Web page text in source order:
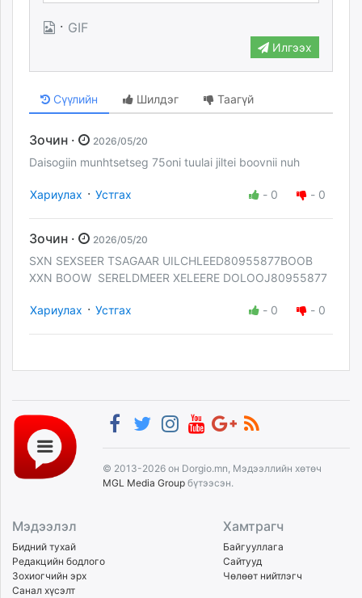
· GIF
Илгээх
Сүүлийн Шилдэг Таагүй
Зочин · 2026/05/20
Daisogiin munhtsetseg 75oni tuulai jiltei boovnii nuh
Хариулах · Устгах - 0 - 0
Зочин · 2026/05/20
SXN SEXSEER TSAGAAR UILCHLEED80955877BOOB
XXN BOOW SERELDMEER XELEERE DOLOOJ80955877
Хариулах · Устгах - 0 - 0
© 2013-2026 он Dorgio.mn, Мэдээллийн хөтөч
MGL Media Group бүтээсэн.
Мэдээлэл
Бидний тухай
Редакцийн бодлого
Зохиогчийн эрх
Санал хүсэлт
Хамтрагч
Байгууллага
Сайтууд
Чөлөөт нийтлэгч